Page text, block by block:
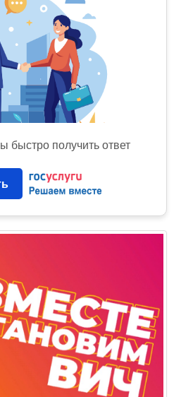
быстро получить ответ